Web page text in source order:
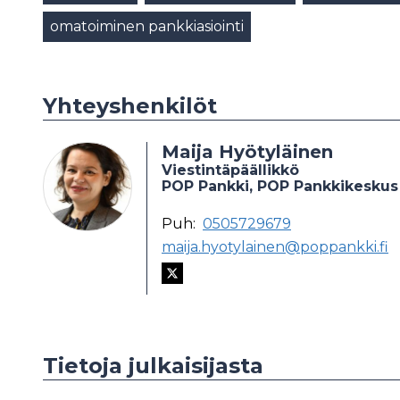
omatoiminen pankkiasiointi
Yhteyshenkilöt
Maija Hyötyläinen
Viestintäpäällikkö
POP Pankki, POP
Puh: 0505729679
maija.hyotylainen@poppankki.fi
Tietoja julkaisijasta